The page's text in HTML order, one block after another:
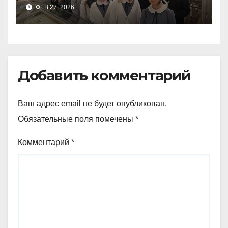
зоологический музей и
ФЕВ 27, 2026
Добавить комментарий
Ваш адрес email не будет опубликован.
Обязательные поля помечены *
Комментарий *